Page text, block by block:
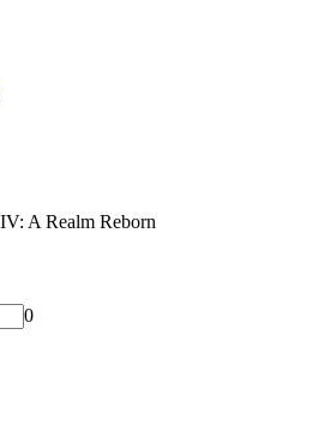
A Realm Reborn
0